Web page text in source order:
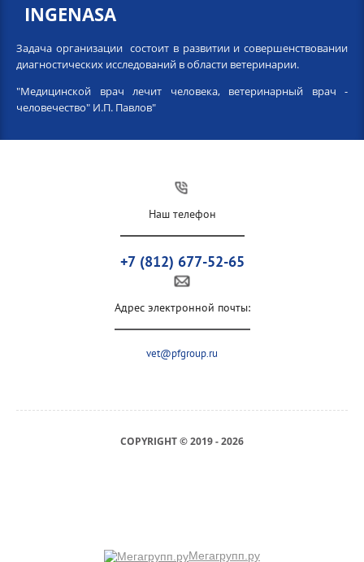
INGENASA
Задача организации состоит в развитии и совершенствовании
диагностических исследований в области ветеринарии.
"Медицинской врач лечит человека, ветеринарный врач -
человечество" И.П. Павлов"
Наш телефон
+7 (812) 677-52-65
Адрес электронной почты:
vet@pfgroup.ru
COPYRIGHT © 2019 - 2026
Мегагрупп.ру